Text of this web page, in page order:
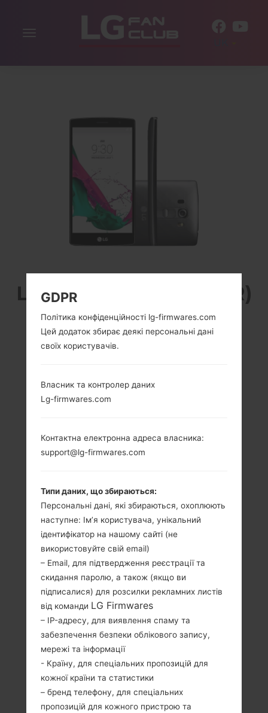
Включити
LG H735AR (LGH735AR)
З СЕРІЇ LG G4 BEAT
5.2 in (~72.3%
1080 x 1920
пікселів (~423
139 грам (4.90
унції)
Зємний Li-Ion
2300 mAh
Qualcomm
Android 6.0.x
Marshmallow
GDPR
Політика конфіденційності lg-firmwares.com
Цей додаток збирає деякі персональні дані
своїх користувачів.
Власник та контролер даних
Lg-firmwares.com
Контактна електронна адреса власника:
support@lg-firmwares.com
Типи даних, що збираються:
Персональні дані, які збираються, охоплюють
наступне: Ім’я користувача, унікальний
ідентифікатор на нашому сайті (не
використовуйте свій email)
– Email, для підтвердження реєстрації та
скидання паролю, а також (якщо ви
підписалися) для розсилки рекламних листів
від команди LG Firmwares
– IP-адресу, для виявлення спаму та
забезпечення безпеки облікового запису,
мережі та інформації
- Країну, для спеціальних пропозицій для
кожної країни та статистики
– бренд телефону, для спеціальних
пропозицій для кожного пристрою та